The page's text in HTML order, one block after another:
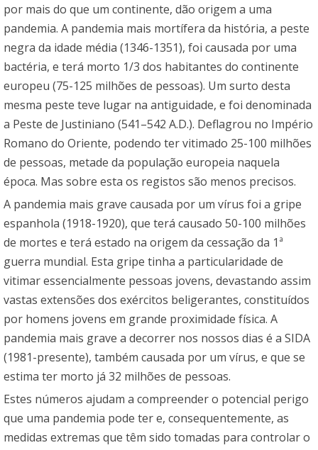
por mais do que um continente, dão origem a uma
pandemia. A pandemia mais mortífera da história, a peste
negra da idade média (1346-1351), foi causada por uma
bactéria, e terá morto 1/3 dos habitantes do continente
europeu (75-125 milhões de pessoas). Um surto desta
mesma peste teve lugar na antiguidade, e foi denominada
a Peste de Justiniano (541–542 A.D.). Deflagrou no Império
Romano do Oriente, podendo ter vitimado 25-100 milhões
de pessoas, metade da população europeia naquela
época. Mas sobre esta os registos são menos precisos.
A pandemia mais grave causada por um vírus foi a gripe
espanhola (1918-1920), que terá causado 50-100 milhões
de mortes e terá estado na origem da cessação da 1ª
guerra mundial. Esta gripe tinha a particularidade de
vitimar essencialmente pessoas jovens, devastando assim
vastas extensões dos exércitos beligerantes, constituídos
por homens jovens em grande proximidade física. A
pandemia mais grave a decorrer nos nossos dias é a SIDA
(1981-presente), também causada por um vírus, e que se
estima ter morto já 32 milhões de pessoas.
Estes números ajudam a compreender o potencial perigo
que uma pandemia pode ter e, consequentemente, as
medidas extremas que têm sido tomadas para controlar o